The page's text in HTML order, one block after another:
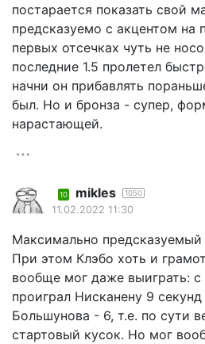
постарается показать свой
предсказуемо с акцентом на
первых отсечках чуть не
последние 1.5 пролетел
начни он прибавлять
был. Но и бронза - супер,
нарастающей.
10 mikles 1050
11.02.2022 11:30
Максимально
При этом Клэбо хоть и
вообще мог даже выиграть: с
проиграл Нисканену 9
Большунова - 6, т.е. по сути
стартовый кусок. Но мог